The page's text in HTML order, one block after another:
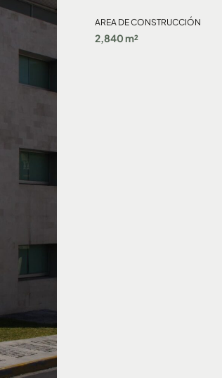
AREA DE CONSTRUCCIÓN
2,840m²